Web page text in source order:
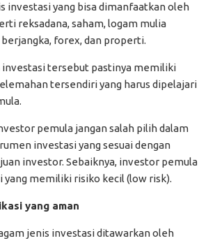
investasi yang bisa dimanfaatkan oleh
reksadana, saham, logam mulia
forex, dan properti.
tersebut pastinya memiliki
tersendiri yang harus dipelajari
pemula jangan salah pilih dalam
investasi yang sesuai dengan
investor. Sebaiknya, investor pemula
memiliki risiko kecil (low risk).
yang aman
jenis investasi ditawarkan oleh